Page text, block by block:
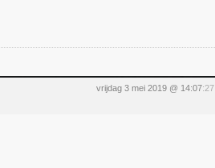
vrijdag 3 mei 2019 @ 14:07:27